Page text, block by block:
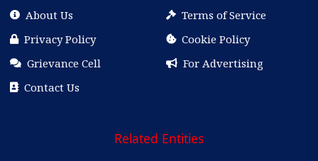
About Us
Terms of Service
Privacy Policy
Cookie Policy
Grievance Cell
For Advertising
Contact Us
Related Entities